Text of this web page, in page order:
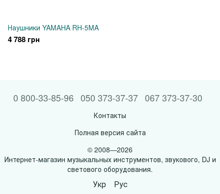
Наушники YAMAHA RH-5MA
4 788 грн
0 800-33-85-96 050 373-37-37 067 373-37-30
Контакты
Полная версия сайта
© 2008—2026
Интернет-магазин музыкальных инструментов, звукового, DJ и
светового оборудования.
Укр Рус